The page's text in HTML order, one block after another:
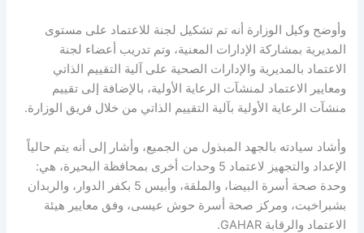
وأوضح وكيل الوزارة أنه تم تشكيل لجنة للاعتماد على مستوى
المديرية بمشاركة الإدارات المعنية، وتم تدريب أعضاء لجنة
الاعتماد بالمديرية والإدارات الصحية على آلية التقييم الذاتي
ومعايير الاعتماد لمنشآت الرعاية الأولية، بالإضافة إلى تقييم
منشآت الرعاية الأولية بآلية التقييم الذاتي من خلال فريق الوزارة.
وأشاد سيادته بالجهد المبذول من الجميع، وأشار إلى أنه يتم حالياً
الإعداد والتجهيز لاعتماد 5 وحدات أخرى بمحافظة البحيرة، هي:
وحدة صحة أسرة البيضا، والملقة، وأبيس 5 بكفر الدوار، والربدان
بشبراخيت، ومركز صحة أسرة حوش عيسى، وفق معايير هيئة
الاعتماد والرقابة GAHAR.